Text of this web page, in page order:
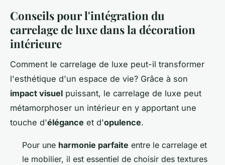
Conseils pour l'intégration du
carrelage de luxe dans la décoration
intérieure
Comment le carrelage de luxe peut-il transformer
l'esthétique d'un espace de vie? Grâce à son
impact visuel puissant, le carrelage de luxe peut
métamorphoser un intérieur en y apportant une
touche d'élégance et d'opulence.
Pour une harmonie parfaite entre le carrelage et
le mobilier, il est essentiel de choisir des textures